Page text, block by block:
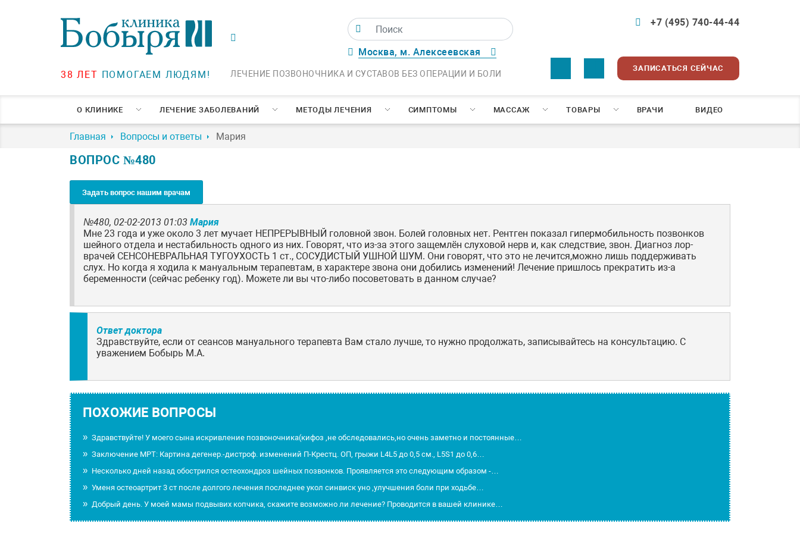
38 ЛЕТ ПОМОГАЕМ ЛЮДЯМ!
Москва, м. Алексеевская
ЛЕЧЕНИЕ ПОЗВОНОЧНИКА И СУСТАВОВ БЕЗ ОПЕРАЦИИ И БОЛИ
+7 (495) 740-44-44
ЗАПИСАТЬСЯ СЕЙЧАС
О КЛИНИКЕ ЛЕЧЕНИЕ ЗАБОЛЕВАНИЙ МЕТОДЫ ЛЕЧЕНИЯ СИМПТОМЫ МАССАЖ ТОВАРЫ ВРАЧИ ВИДЕО
Главная Вопросы и ответы Мария
ВОПРОС №480
Задать вопрос нашим врачам
№480, 02-02-2013 01:03 Мария
Мне 23 года и уже около 3 лет мучает НЕПРЕРЫВНЫЙ головной звон. Болей головных нет. Рентген показал гипермобильность позвонков
шейного отдела и нестабильность одного из них. Говорят, что из-за этого защемлён слуховой нерв и, как следствие, звон. Диагноз лор-
врачей СЕНСОНЕВРАЛЬНАЯ ТУГОУХОСТЬ 1 ст., СОСУДИСТЫЙ УШНОЙ ШУМ. Они говорят, что это не лечится,можно лишь поддерживать
слух. Но когда я ходила к мануальным терапевтам, в характере звона они добились изменений! Лечение пришлось прекратить из-а
беременности (сейчас ребенку год). Можете ли вы что-либо посоветовать в данном случае?
Ответ доктора
Здравствуйте, если от сеансов мануального терапевта Вам стало лучше, то нужно продолжать, записывайтесь на консультацию. С
уважением Бобырь М.А.
ПОХОЖИЕ ВОПРОСЫ
Здравствуйте! У моего сына искривление позвоночника(кифоз ,не обследовались,но очень заметно и постоянные…
Заключение МРТ: Картина дегенер.-дистроф. изменений П-Крестц. ОП, грыжи L4L5 до 0,5 см., L5S1 до 0,6…
Несколько дней назад обострился остеохондроз шейных позвонков. Проявляется это следующим образом -…
Уменя остеоартрит 3 ст после долгого лечения последнее укол синвиск уно ,улучшения боли при ходьбе…
Добрый день. У моей мамы подвывих копчика, скажите возможно ли лечение? Проводится в вашей клинике…